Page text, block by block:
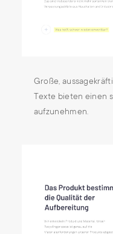
Große,
Texte bieten einen
aufzunehmen.